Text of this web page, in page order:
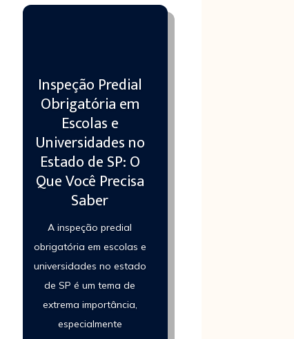
Inspeção Predial
Obrigatória em
Escolas e
Universidades no
Estado de SP: O
Que Você Precisa
Saber
A inspeção predial
obrigatória em escolas e
universidades no estado
de SP é um tema de
extrema importância,
especialmente